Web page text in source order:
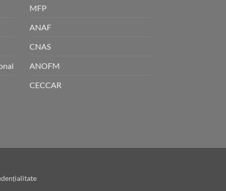
MFP
ANAF
CNAS
ANOFM
CECCAR